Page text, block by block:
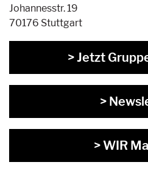
Johannesstr. 19
70176 Stuttgart
> Jetzt
>
> WIR